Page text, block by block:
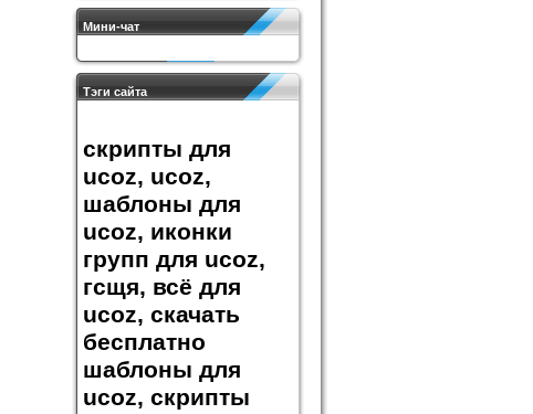
Мини-чат
Тэги сайта
скрипты для
ucoz, ucoz,
шаблоны для
ucoz, иконки
групп для ucoz,
гсщя, всё для
ucoz, скачать
бесплатно
шаблоны для
ucoz, скрипты